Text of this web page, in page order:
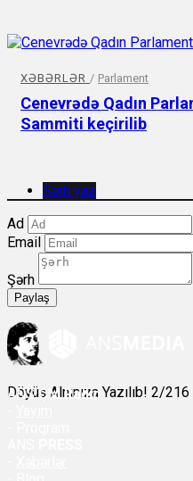
XƏBƏRLƏR / Parlament
Cenevrədə Qadın
Sammiti keçirilib
Şərh yaz
Ad
Email
Şərh
Paylaş
Döyüş Alnınıza Yazılıb! 2/216
ANSÇM Radio